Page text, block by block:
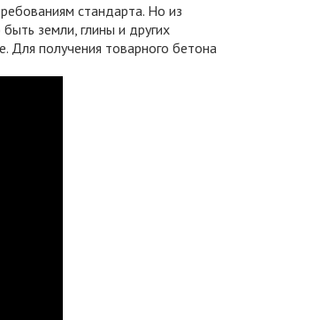
стандарта. Но из
земли, глины и других
Для получения товарного бетона